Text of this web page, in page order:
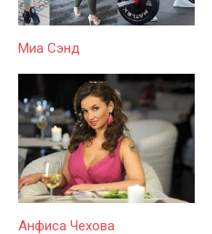
Миа Сэнд
Анфиса Чехова